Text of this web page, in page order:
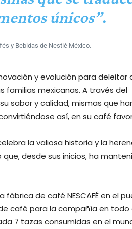
únicos”.
y Bebidas de Nestlé México.
y evolución para deleitar
familias mexicanas. A través del
sabor y calidad, mismas que
así, en su café
la valiosa historia y la
desde sus inicios, ha
de café NESCAFÉ en el
café para la compañía en todo
7 tazas consumidas en el